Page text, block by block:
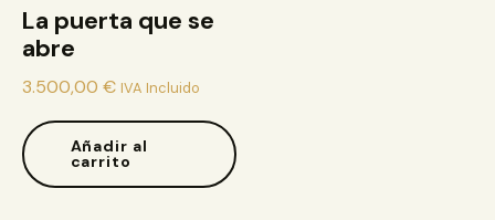
La puerta que se
abre
3.500,00 € IVA Incluido
Añadir al
carrito